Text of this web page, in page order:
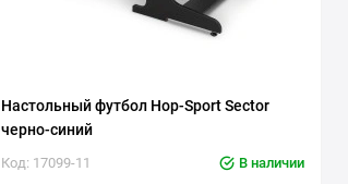
Настольный футбол Hop-Sport Sector
черно-синий
Код: 17099-11 В наличии